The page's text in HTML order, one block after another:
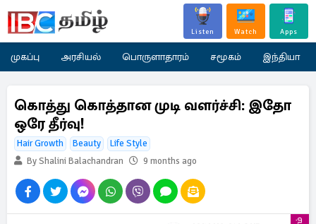
Listen Watch Apps
முகப்பு அரசியல் பொருளாதாரம் சமூகம் இந்தியா
கொத்து கொத்தான முடி வளர்ச்சி: இதோ
ஒரே தீர்வு!
Hair Growth Beauty
Life Style
By Shalini Balachandran
9 months ago